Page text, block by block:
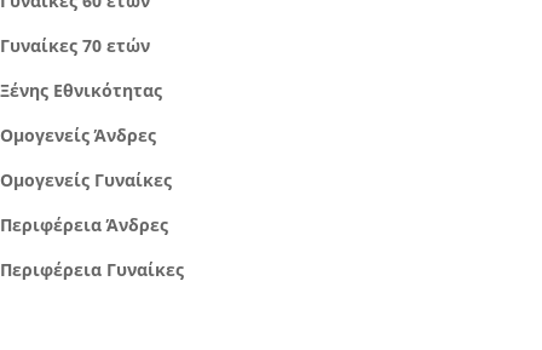
Γυναίκες 70 ετών
Ξένης Εθνικότητας
Ομογενείς Άνδρες
Ομογενείς Γυναίκες
Περιφέρεια Άνδρες
Περιφέρεια Γυναίκες